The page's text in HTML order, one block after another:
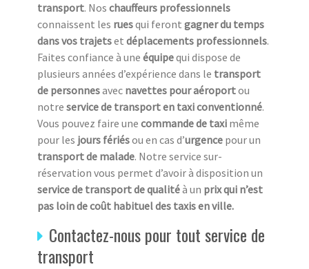
transport. Nos chauffeurs professionnels
connaissent les ruesqui feront gagner du temps
dans vos trajetset déplacements professionnels.
Faites confiance à une équipequi dispose de
plusieurs années d’expérience dans le transport
de personnesavec navettes pour aéroportou
notre service de transport en taxi conventionné.
Vous pouvez faire une commande de taxi même
pour les jours fériésou en cas d’urgence pour un
transport de malade. Notre service sur-
réservation vous permet d’avoir à disposition un
service de transport de qualitéà un prix qui n’est
pas loin de coût habituel des taxis en ville.
Contactez-nous pour tout service de
transport